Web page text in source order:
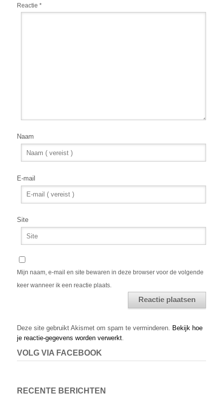
Reactie *
Naam
E-mail
Site
Mijn naam, e-mail en site bewaren in deze browser voor de volgende
keer wanneer ik een reactie plaats.
Deze site gebruikt Akismet om spam te verminderen. Bekijk hoe
je reactie-gegevens worden verwerkt
VOLG VIA FACEBOOK
RECENTE BERICHTEN